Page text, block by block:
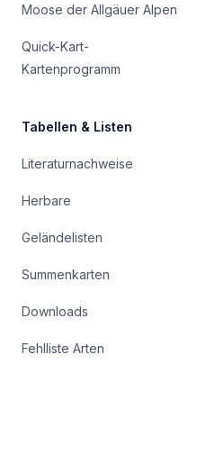
Moose der Allgäuer Alpen
Quick-Kart-
Kartenprogramm
Tabellen & Listen
Literaturnachweise
Herbare
Geländelisten
Summenkarten
Downloads
Fehlliste Arten